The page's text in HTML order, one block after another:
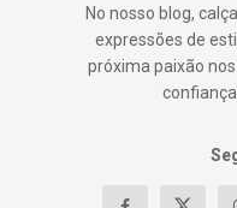
No nosso blog,
expressões de
próxima paixão